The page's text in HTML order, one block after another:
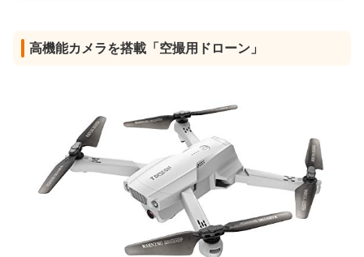
高機能カメラを搭載「空撮用ドローン」